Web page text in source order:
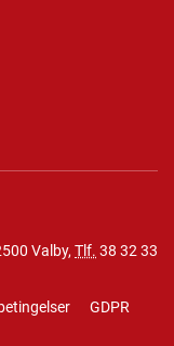
Valby, Tlf. 38 32 33
GDPR